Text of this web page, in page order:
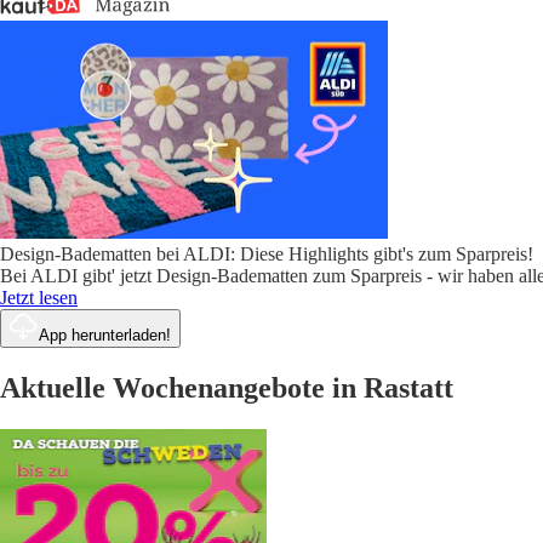
Design-Badematten bei ALDI: Diese Highlights gibt's zum Sparpreis!
Bei ALDI gibt' jetzt Design-Badematten zum Sparpreis - wir haben
Jetzt lesen
App herunterladen!
Aktuelle Wochenangebote in Rastatt